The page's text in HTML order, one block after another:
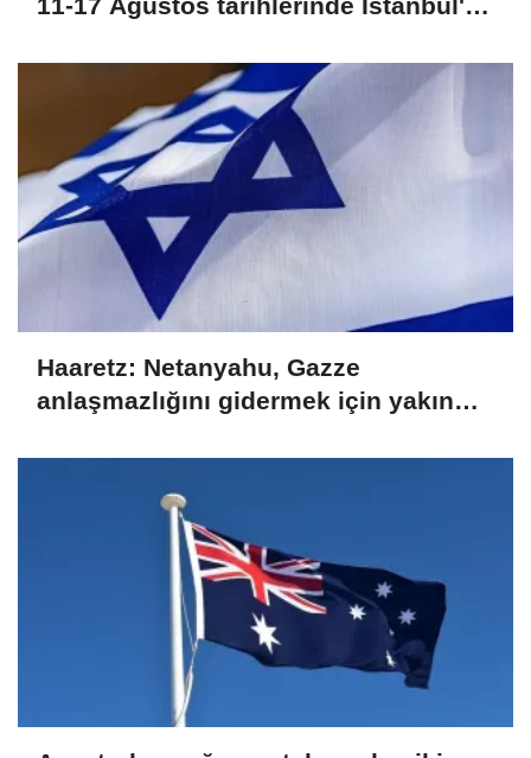
11-17 Ağustos tarihlerinde İstanbul'da
Haaretz: Netanyahu, Gazze
anlaşmazlığını gidermek için yakın